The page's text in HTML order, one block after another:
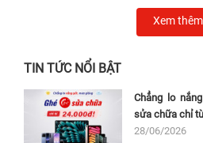
Xem thêm
TIN TỨC NỔI BẬT
Chẳng lo
sửa chữa chỉ
28/06/2026